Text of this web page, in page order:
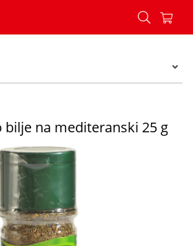
Začinsko bilje na mediteranski 25 g -
bilje na mediteranski 25 g